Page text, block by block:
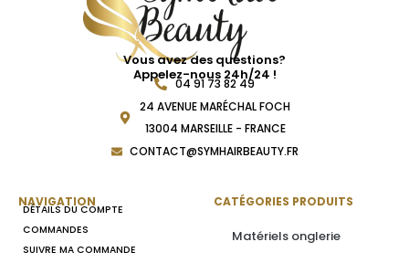
Vous avez des questions?
Appelez-nous 24h/24 !
04 91 73 82 49
24 AVENUE MARÉCHAL FOCH
13004 MARSEILLE - FRANCE
CONTACT@SYMHAIRBEAUTY.FR
NAVIGATION
DÉTAILS DU COMPTE
COMMANDES
SUIVRE MA COMMANDE
CATÉGORIES PRODUITS
Matériels onglerie